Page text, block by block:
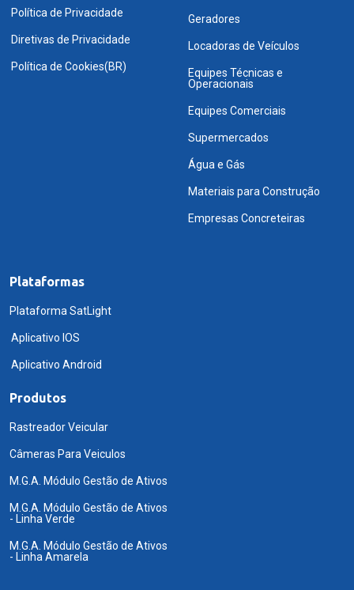
Política de Privacidade
Diretivas de Privacidade
Política de Cookies(BR)
Geradores
Locadoras de Veículos
Equipes Técnicas e
Operacionais
Equipes Comerciais
Supermercados
Água e Gás
Materiais para Construção
Empresas Concreteiras
Plataformas
Plataforma SatLight
Aplicativo IOS
Aplicativo Android
Produtos
Rastreador Veicular
Câmeras Para Veiculos
M.G.A. Módulo Gestão de Ativos
M.G.A. Módulo Gestão de Ativos
- Linha Verde
M.G.A. Módulo Gestão de Ativos
- Linha Amarela